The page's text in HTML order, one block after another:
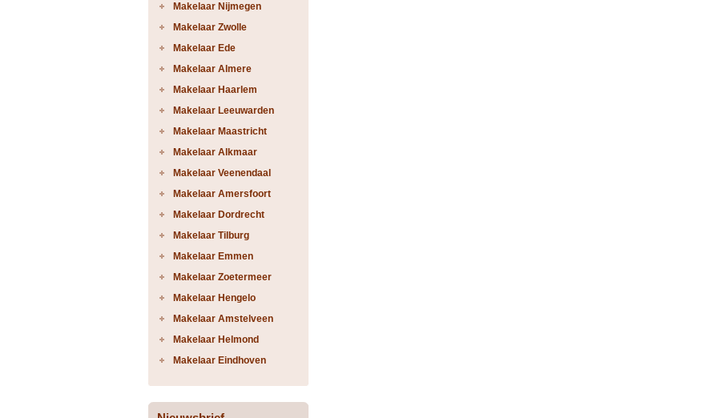
Makelaar Nijmegen
Makelaar Zwolle
Makelaar Ede
Makelaar Almere
Makelaar Haarlem
Makelaar Leeuwarden
Makelaar Maastricht
Makelaar Alkmaar
Makelaar Veenendaal
Makelaar Amersfoort
Makelaar Dordrecht
Makelaar Tilburg
Makelaar Emmen
Makelaar Zoetermeer
Makelaar Hengelo
Makelaar Amstelveen
Makelaar Helmond
Makelaar Eindhoven